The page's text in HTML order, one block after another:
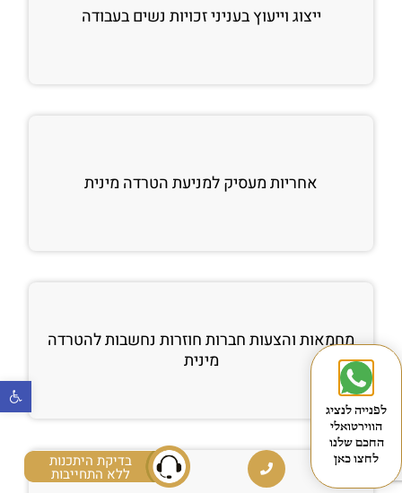
בדיקת היתכנות
ללא התחייבות
ייצוג וייעוץ בעניני זכויות נשים בעבודה
אחריות מעסיק למניעת הטרדה מינית
מחמאות והצעות חברות חוזרות נחשבות להטרדה
מינית
לפנייה לנציג
הווירטואלי
החכם שלנו
לחצו כאן